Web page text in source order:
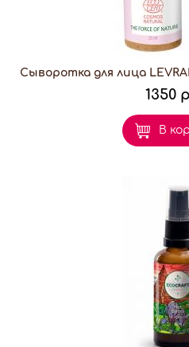
Сыворотка для лица
1350
В